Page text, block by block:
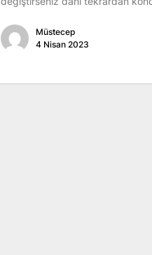
Müstecep
4 Nisan 2023